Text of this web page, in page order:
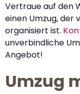
Vertraue auf den
einen Umzug, der
organisiert ist.
unverbindliche
Angebot!
Umzug